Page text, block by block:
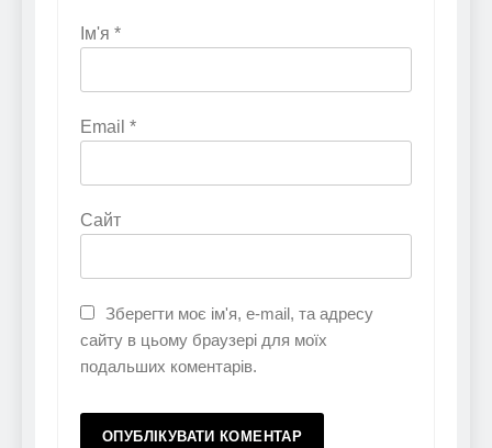
Ім'я *
Email *
Сайт
Зберегти моє ім'я, e-mail, та адресу
сайту в цьому браузері для моїх
подальших коментарів.